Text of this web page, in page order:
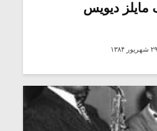
مایلز دیویس
۲۹ شهریور ۱۳۸۴